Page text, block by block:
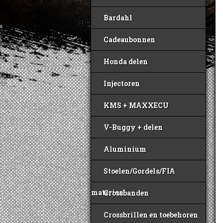
Bardahl
Cadeaubonnen
Honda delen
Injectoren
KMS + MAXXECU
V-Buggy + delen
Aluminium
Stoelen/Gordels/FIA
materiaal
Crossbanden
Crossbrillen en toebehoren